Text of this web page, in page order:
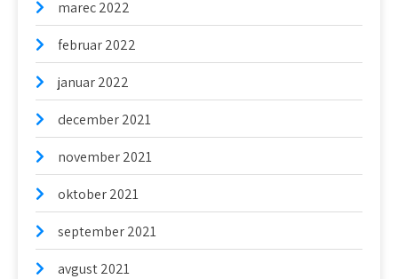
marec 2022
februar 2022
januar 2022
december 2021
november 2021
oktober 2021
september 2021
avgust 2021